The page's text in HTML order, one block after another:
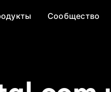
Сообщество